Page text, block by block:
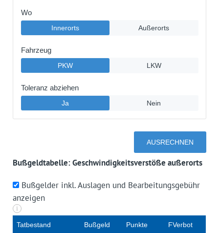
Bußgeldtabelle: Geschwindigkeitsverstöße außerorts
Bußgelder inkl. Auslagen und Bearbeitungsgebühr
anzeigen
i
Tat­be­stand Buß­geld Punk­te FVerbot